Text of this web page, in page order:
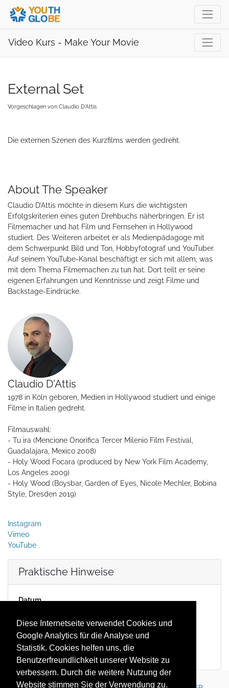
Diese Internetseite verwendet Cookies und
Google Analytics für die Analyse und
Statistik. Cookies helfen uns, die
Benutzerfreundlichkeit unserer Website zu
verbessern. Durch die weitere Nutzung der
Website stimmen Sie der Verwendung zu.
Video Kurs - Make Your Movie
External Set
Vorgeschlagen von Claudio D'Attis
Die externen Szenen des Kurzfilms werden gedreht.
About The Speaker
Claudio D’Attis möchte in diesem Kurs die wichtigsten
Erfolgskriterien eines guten Drehbuchs näherbringen. Er ist
Filmemacher und hat Film und Fernsehen in Hollywood
studiert. Des Weiteren arbeitet er als Medienpädagoge mit
dem Schwerpunkt Bild und Ton, Hobbyfotograf und YouTuber.
Auf seinem YouTube-Kanal beschäftigt er sich mit allem, was
mit dem Thema Filmemachen zu tun hat. Dort teilt er seine
eigenen Erfahrungen und Kenntnisse und zeigt Filme und
Backstage-Eindrücke.
Claudio D'Attis
1978 in Köln geboren, Medien in Hollywood studiert und einige
Filme in Italien gedreht.
Filmauswahl:
- Tu ira (Mencione Onorifica Tercer Milenio Film Festival,
Guadalajara, Mexico 2008)
- Holy Wood Focara (produced by New York Film Academy,
Los Angeles 2009)
- Holy Wood (Boysbar, Garden of Eyes, Nicole Mechler, Bobina
Style, Dresden 2019)
Instagram
Vimeo
YouTube
Praktische Hinweise
Datum
Duration
2 Stunden 30 Minuten
Location